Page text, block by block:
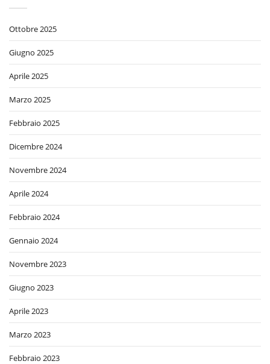
Ottobre 2025
Giugno 2025
Aprile 2025
Marzo 2025
Febbraio 2025
Dicembre 2024
Novembre 2024
Aprile 2024
Febbraio 2024
Gennaio 2024
Novembre 2023
Giugno 2023
Aprile 2023
Marzo 2023
Febbraio 2023